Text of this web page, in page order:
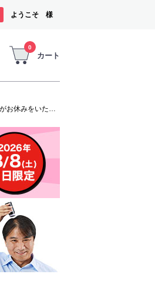
ようこそ 様
0
カート
オンラインショップは、お盆期間中も休まずご注文の受付と商品の発送をいたします。ただし、発毛剤（第1類医薬品）に関しましては、質問票を確認する薬剤師がお休みをいただくため商品のお申し込みから発送までお時間を要します。お客様には大変ご迷惑をお掛けいたしますが、よろしくお願い申し上げます。